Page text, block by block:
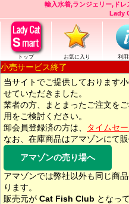
輸入水着,ランジェリー,ド
Lady
トップ お気に入り 利
小売サービス終了
当サイトでご提供しております
せていただきました。
業者の方、まとまったご注文をご
用をご検討ください。
卸会員登録済の方は、
タイムセ
なお、在庫商品はアマゾンにて
アマゾンの売り場へ
アマゾンでは弊社以外も同じ商
ります。
販売元が Cat Fish Club となっ